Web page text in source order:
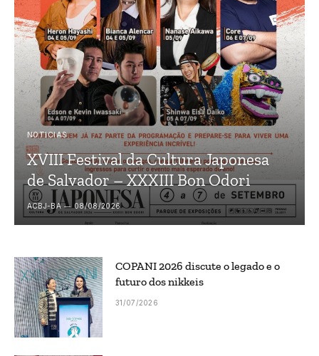
NOTICIAS
XVIII Festival da Cultura Japonesa
de Salvador – XXXIII Bon Odori
ACBJ-BA 08/08/2026
COPANI 2026 discute o legado e o
futuro dos nikkeis
31/07/2026